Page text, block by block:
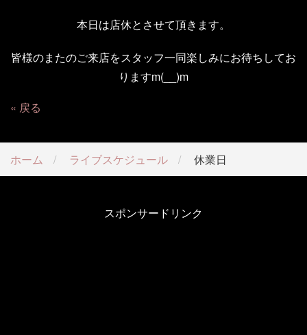
本日は店休とさせて頂きます。
皆様のまたのご来店をスタッフ一同楽しみにお待ちしてお
りますm(__)m
戻る
ホーム ライブスケジュール 休業日
スポンサードリンク